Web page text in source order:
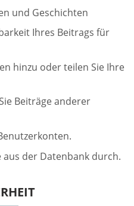
und Geschichten
Ihres Beitrags für
hinzu oder teilen Sie Ihre
Beiträge anderer
der Datenbank durch.